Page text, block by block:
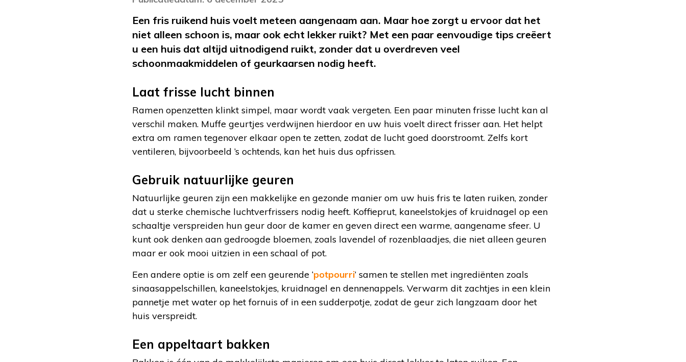
Een fris ruikend huis voelt meteen aangenaam aan. Maar hoe zorgt u ervoor dat het
niet alleen schoon is, maar ook echt lekker ruikt? Met een paar eenvoudige tips creëert
u een huis dat altijd uitnodigend ruikt, zonder dat u overdreven veel
schoonmaakmiddelen of geurkaarsen nodig heeft.
Laat frisse lucht binnen
Ramen openzetten klinkt simpel, maar wordt vaak vergeten. Een paar minuten frisse lucht kan al
verschil maken. Muffe geurtjes verdwijnen hierdoor en uw huis voelt direct frisser aan. Het helpt
extra om ramen tegenover elkaar open te zetten, zodat de lucht goed doorstroomt. Zelfs kort
ventileren, bijvoorbeeld ’s ochtends, kan het huis dus opfrissen.
Gebruik natuurlijke geuren
Natuurlijke geuren zijn een makkelijke en gezonde manier om uw huis fris te laten ruiken, zonder
dat u sterke chemische luchtverfrissers nodig heeft. Koffieprut, kaneelstokjes of kruidnagel op een
schaaltje verspreiden hun geur door de kamer en geven direct een warme, aangename sfeer. U
kunt ook denken aan gedroogde bloemen, zoals lavendel of rozenblaadjes, die niet alleen geuren
maar er ook mooi uitzien in een schaal of pot.
Een andere optie is om zelf een geurende ‘potpourri’ samen te stellen met ingrediënten zoals
sinaasappelschillen, kaneelstokjes, kruidnagel en dennenappels. Verwarm dit zachtjes in een klein
pannetje met water op het fornuis of in een sudderpotje, zodat de geur zich langzaam door het
huis verspreidt.
Een appeltaart bakken